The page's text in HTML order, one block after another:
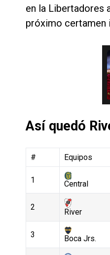
en la Libertadores
próximo certamen
Así quedó
# Equipos
1 Central
2
River
3 Boca Jrs.